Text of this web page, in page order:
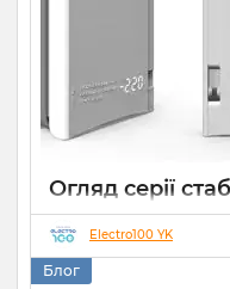
Огляд серії
Елекс АНТС:
захист
22 07 2026
Electro100 YK
Блог